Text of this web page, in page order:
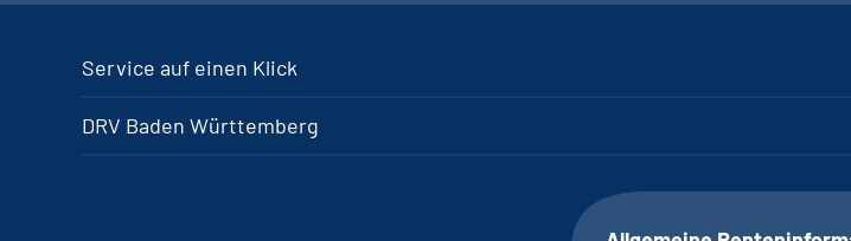
Service auf einen Klick
DRV Baden Württemberg